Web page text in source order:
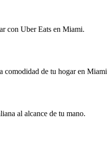
con Uber Eats en Miami.
comodidad de tu hogar en
al alcance de tu mano.